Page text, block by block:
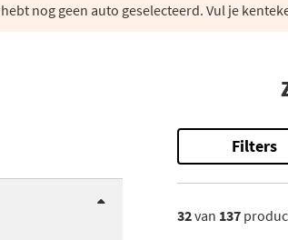
nog geen auto geselecteerd. Vul je
Filters
32van 137